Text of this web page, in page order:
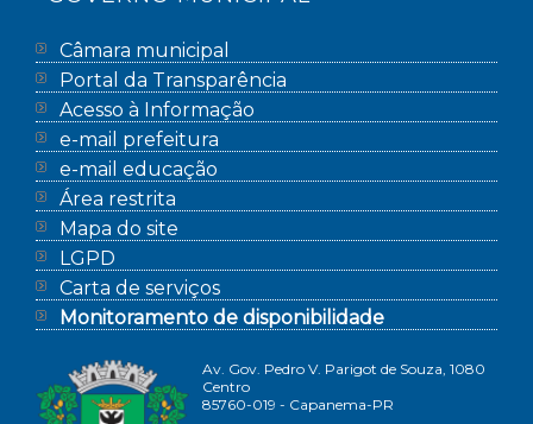
Câmara municipal
Portal da Transparência
Acesso à Informação
e-mail prefeitura
e-mail educação
Área restrita
Mapa do site
LGPD
Carta de serviços
Monitoramento de disponibilidade
Av. Gov. Pedro V. Parigot de Souza, 1080
Centro
85760-019 - Capanema-PR